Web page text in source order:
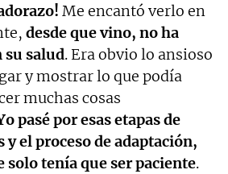
Me encantó verlo en
desde que vino, no ha
su salud. Era obvio lo ansioso
y mostrar lo que podía
muchas cosas
pasé por esas etapas de
y el proceso de adaptación,
solo tenía que ser paciente.